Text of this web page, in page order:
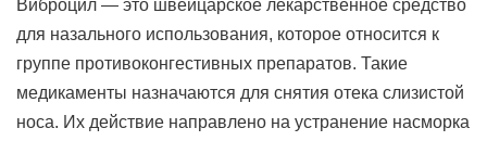
Виброцил — это швейцарское лекарственное средство
для назального использования, которое относится к
группе противоконгестивных препаратов. Такие
медикаменты назначаются для снятия отека слизистой
носа. Их действие направлено на устранение насморка